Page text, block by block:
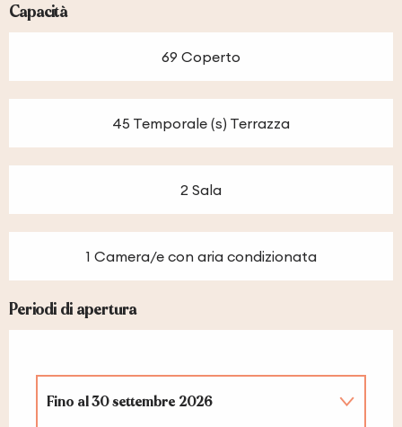
Capacità
69 Coperto
45 Temporale (s) Terrazza
2 Sala
1 Camera/e con aria condizionata
Periodi di apertura
Fino al30 settembre 2026